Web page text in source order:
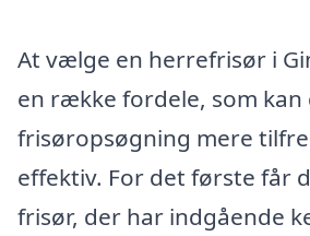
At vælge en herrefrisør i
en række fordele, som kan
frisøropsøgning mere
effektiv. For det første får
frisør, der har indgående